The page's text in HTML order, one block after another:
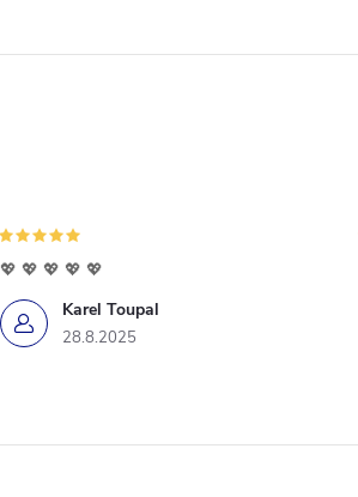
Karel Toupal
28.8.2025
💖 💖 💖 💖 💖